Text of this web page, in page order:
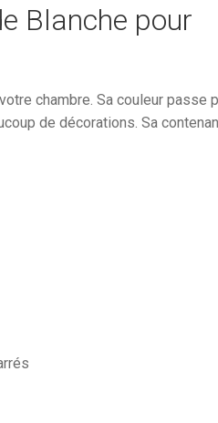
Blanche pour
chambre. Sa couleur passe
de décorations. Sa